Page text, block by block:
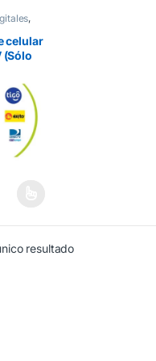
,
celular
(Sólo
resultado